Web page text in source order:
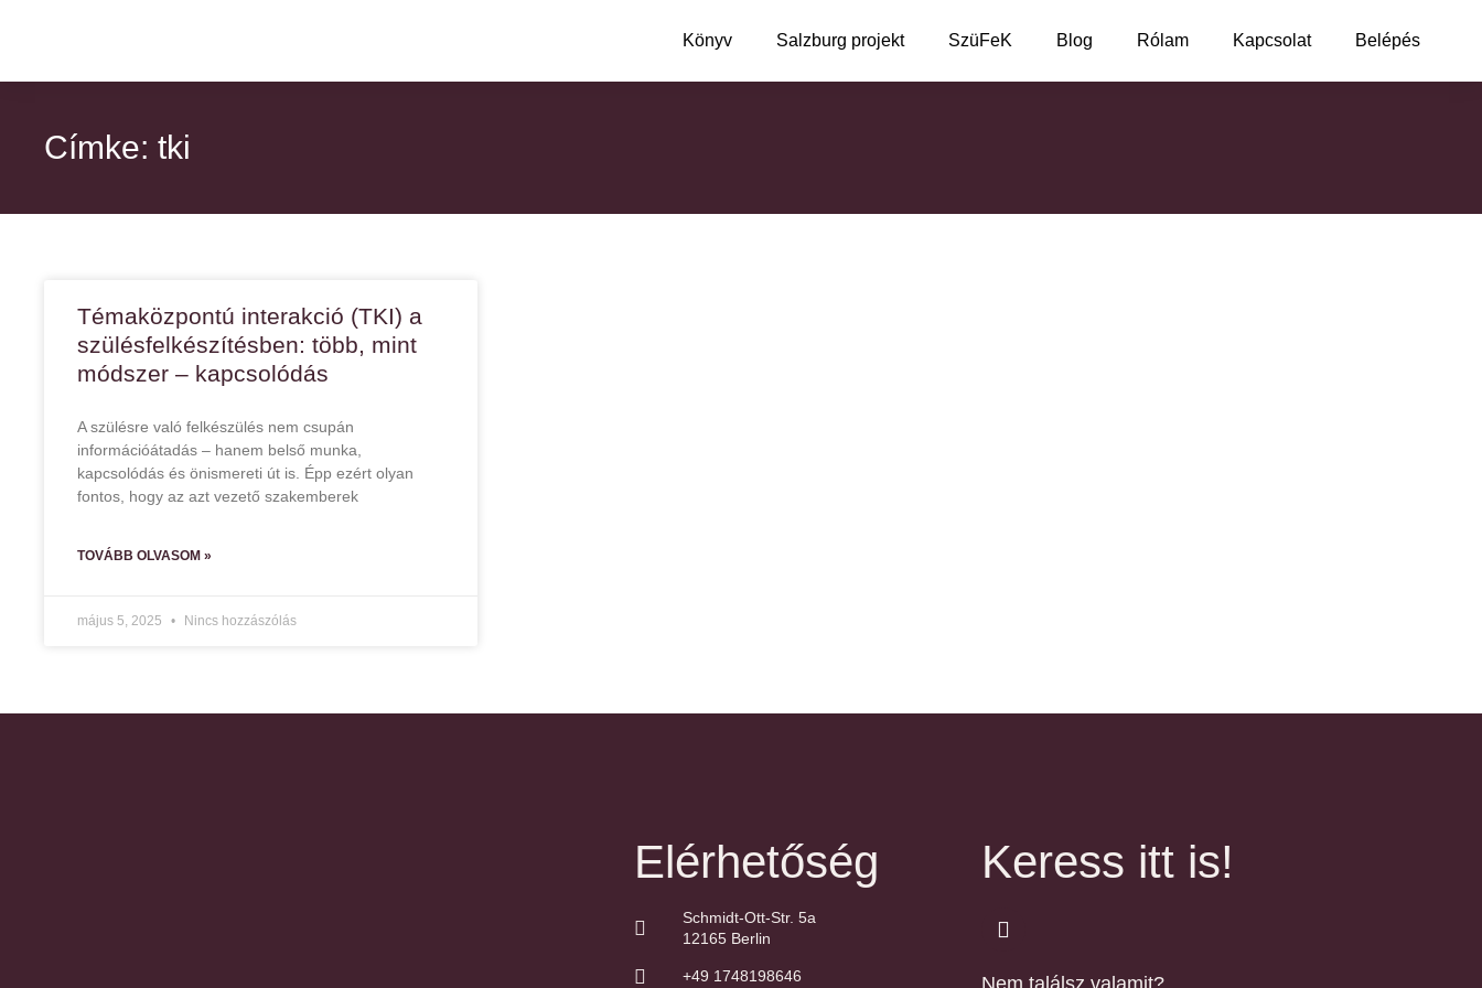
Könyv Salzburg projekt SzüFeK Blog Rólam Kapcsolat Belépés
Címke: tki
Témaközpontú interakció (TKI) a
szülésfelkészítésben: több, mint
módszer – kapcsolódás
A szülésre való felkészülés nem csupán
információátadás – hanem belső munka,
kapcsolódás és önismereti út is. Épp ezért olyan
fontos, hogy az azt vezető szakemberek
TOVÁBB OLVASOM »
május 5, 2025 Nincs hozzászólás
Elérhetőség
Schmidt-Ott-Str. 5a
12165 Berlin
+49 1748198646
Keress itt is!